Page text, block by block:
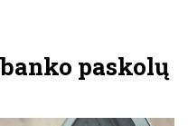
paskolų